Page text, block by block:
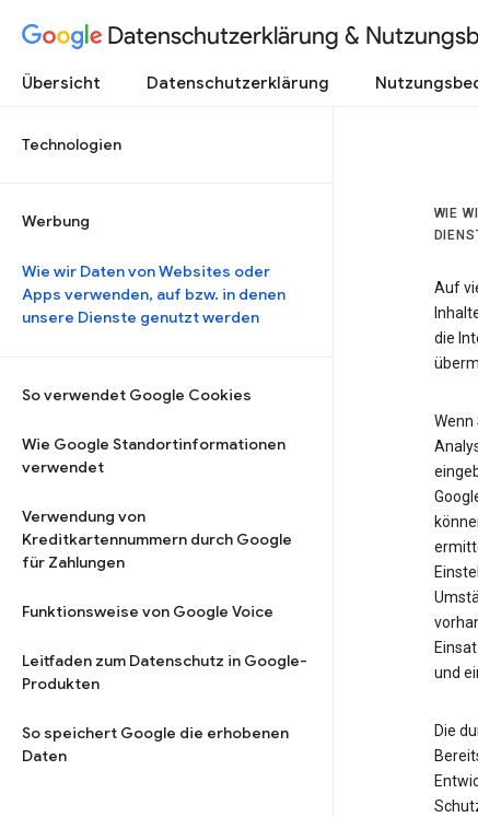
Datenschutzerklärung &
Übersicht Datenschutzerklärung
Technologien
Werbung
Wie wir Daten von Websites oder
Apps verwenden, auf bzw. in denen
unsere Dienste genutzt werden
So verwendet Google Cookies
Wie Google Standortinformationen
verwendet
Verwendung von
Kreditkartennummern durch Google
für Zahlungen
Funktionsweise von Google Voice
Leitfaden zum Datenschutz in Google-
Produkten
So speichert Google die erhobenen
Daten
WIE
Auf
die
Wenn
und
Die